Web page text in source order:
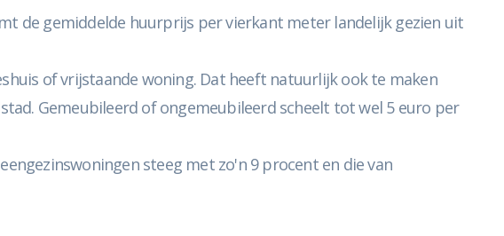
de gemiddelde huurprijs per vierkant meter landelijk gezien uit
of vrijstaande woning. Dat heeft natuurlijk ook te maken
Gemeubileerd of ongemeubileerd scheelt tot wel 5 euro per
steeg met zo'n 9 procent en die van